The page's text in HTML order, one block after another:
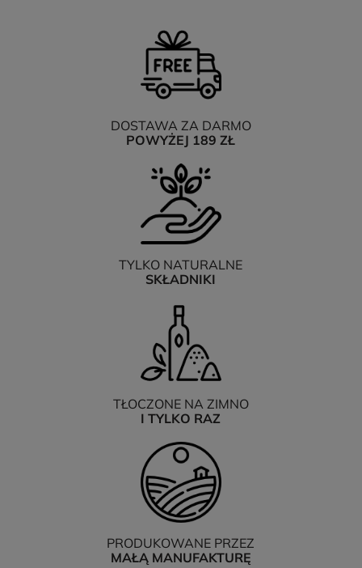
DOSTAWA ZA DARMO
POWYŻEJ 189 ZŁ
TYLKO NATURALNE
SKŁADNIKI
TŁOCZONE NA ZIMNO
I TYLKO RAZ
PRODUKOWANE PRZEZ
MAŁĄ MANUFAKTURĘ